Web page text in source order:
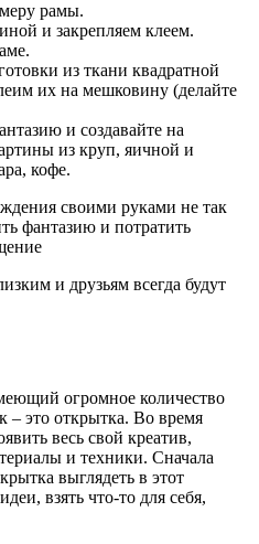
рамы.
и закрепляем клеем.
из ткани квадратной
их на мешковину (делайте
и создавайте на
из круп, яичной и
кофе.
своими руками не так
фантазию и потратить
и друзьям всегда будут
огромное количество
– это открытка. Во время
весь свой креатив,
и техники. Сначала
выглядеть в этот
взять что-то для себя,